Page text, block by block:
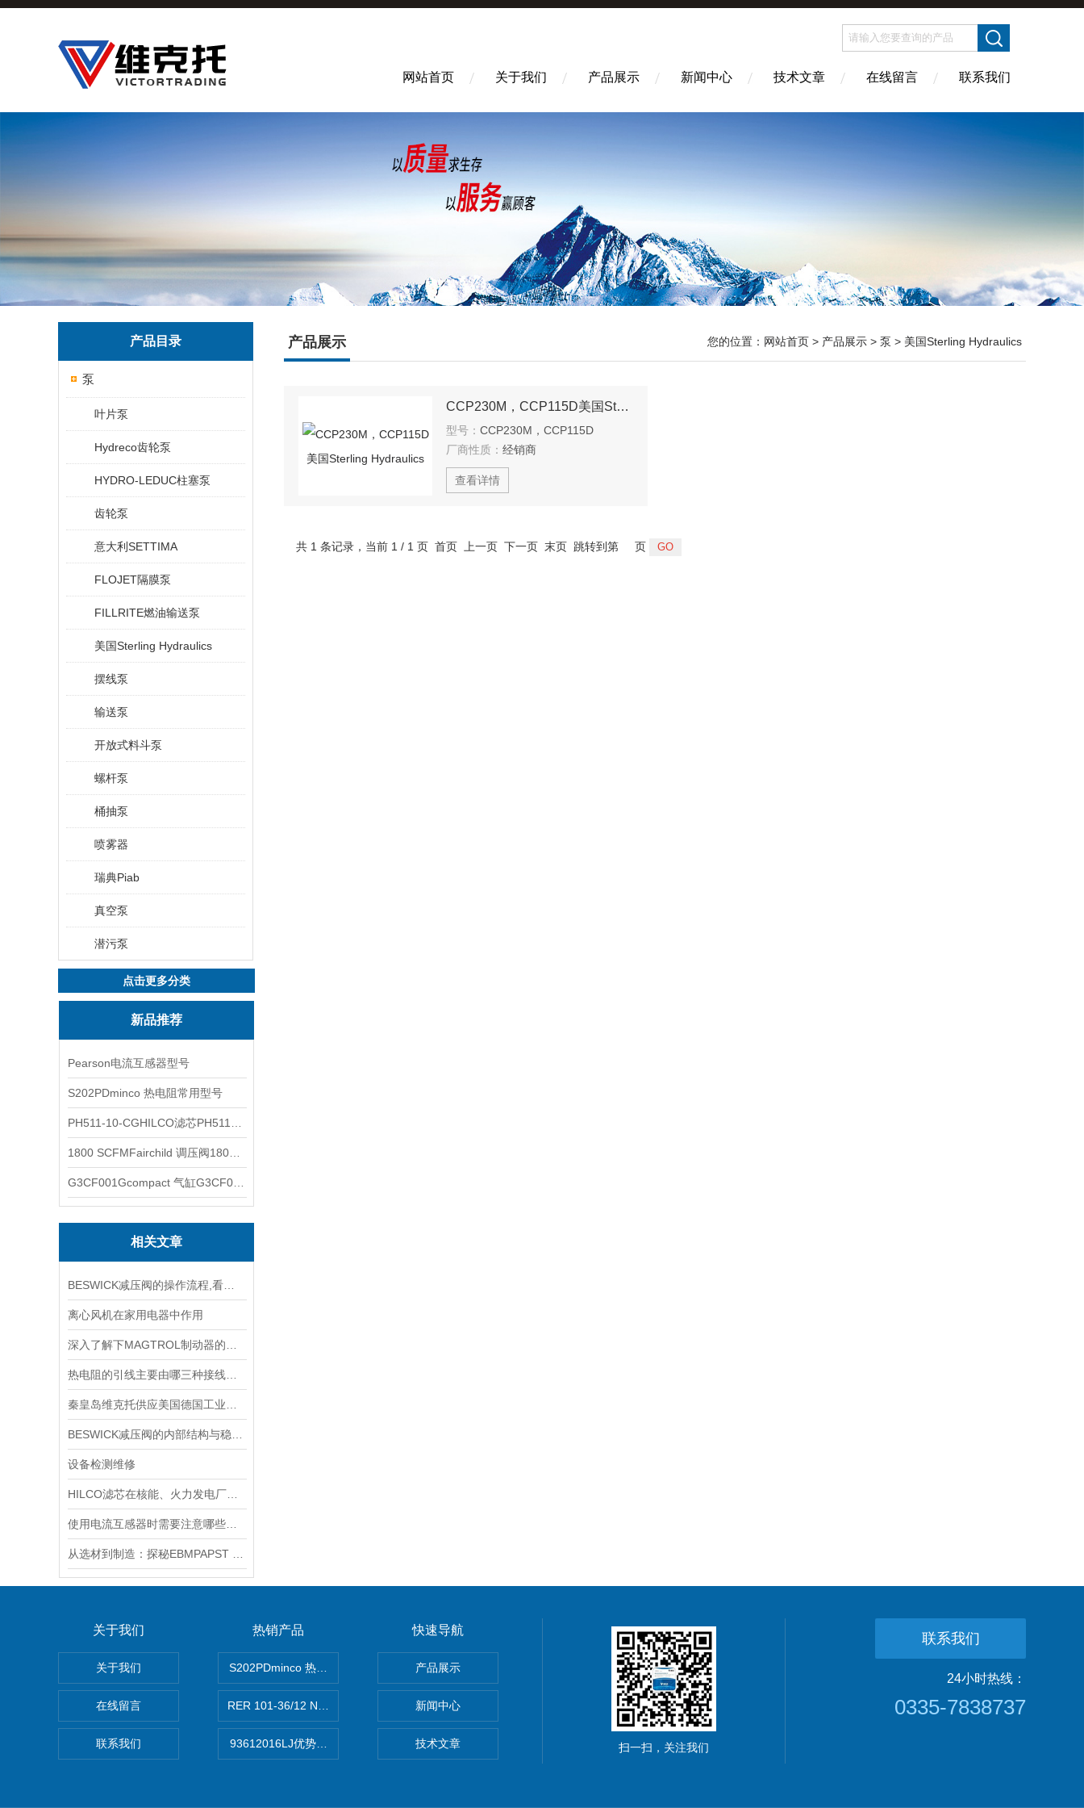
网站首页 关于我们 产品展示 新闻中心 技术文章 在线留言 联系我们
产品目录
泵
叶片泵
Hydreco齿轮泵
HYDRO-LEDUC柱塞泵
齿轮泵
意大利SETTIMA
FLOJET隔膜泵
FILLRITE燃油输送泵
美国Sterling Hydraulics
摆线泵
输送泵
开放式料斗泵
螺杆泵
桶抽泵
喷雾器
瑞典Piab
真空泵
潜污泵
点击更多分类
新品推荐
Pearson电流互感器型号
S202PDminco 热电阻常用型号
相关文章
离心风机在家用电器中作用
设备检测维修
产品展示 您的位置： 网站首页 > 产品展示 > 泵 > 美国Sterling Hydraulics
CCP230M，CCP115D美国Sterling Hydraulics
型号： CCP230M，CCP115D
厂商性质： 经销商
查看详情
共 1 条记录，当前 1 / 1 页 首页 上一页 下一页 末页 跳转到第 页
关于我们
关于我们
在线留言
联系我们
热销产品
S202PDminco 热电阻
RER 101-36/12 NHH离心EBMPAPST 风扇
93612016LJ优势供应美国BEI编码器
快速导航
产品展示
新闻中心
技术文章 扫一扫，关注我们
联系我们
24小时热线：
0335-7838737